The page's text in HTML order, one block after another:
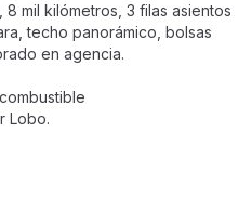
8 mil kilómetros, 3 filas asientos
techo panorámico, bolsas
en agencia.
Lobo.